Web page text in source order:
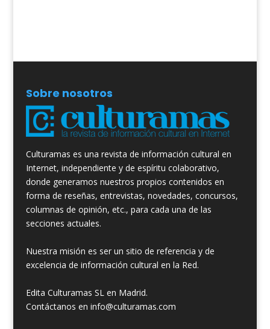
Sobre nosotros
Culturamas es una revista de información cultural en
Internet, independiente y de espíritu colaborativo,
donde generamos nuestros propios contenidos en
forma de reseñas, entrevistas, novedades, concursos,
columnas de opinión, etc., para cada una de las
secciones actuales.
Nuestra misión es ser un sitio de referencia y de
excelencia de información cultural en la Red.
Edita Culturamas SL en Madrid.
Contáctanos en info@culturamas.com